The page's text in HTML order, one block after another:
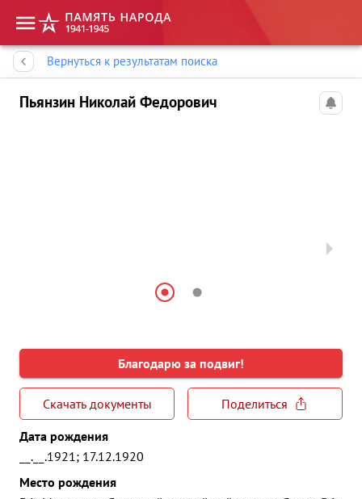
Вернуться к результатам поиска
Пьянзин Николай Федорович
Благодарю за подвиг!
Скачать документы
Поделиться
Дата рождения
__.__.1921; 17.12.1920
Место рождения
Память народа